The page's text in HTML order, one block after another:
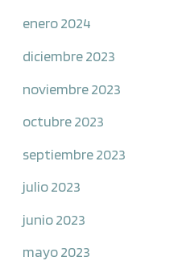
enero 2024
diciembre 2023
noviembre 2023
octubre 2023
septiembre 2023
julio 2023
junio 2023
mayo 2023